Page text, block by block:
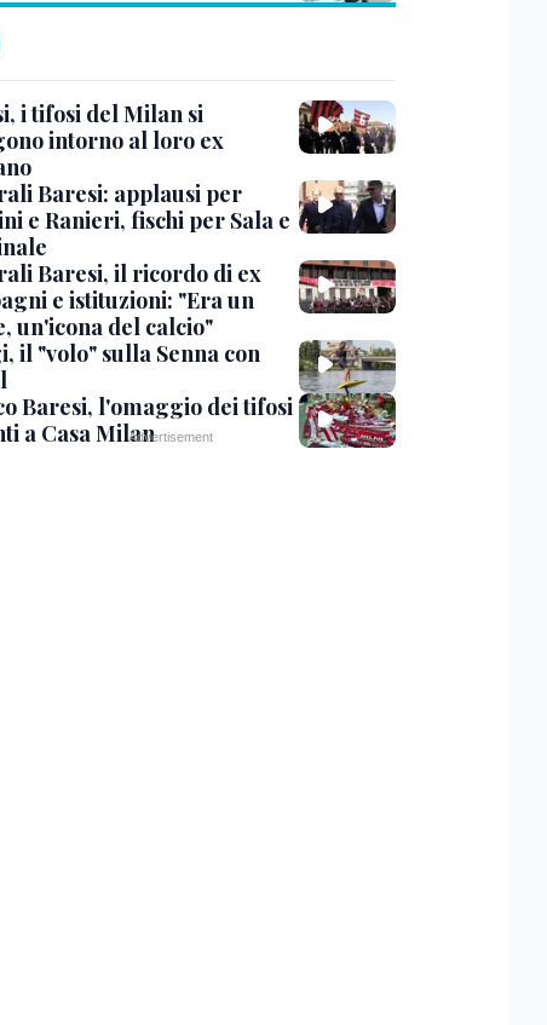
i tifosi del Milan si
intorno al loro ex
Baresi: applausi per
e Ranieri, fischi per Sala e
Baresi, il ricordo di ex
e istituzioni: "Era un
un'icona del calcio"
il "volo" sulla Senna con
Baresi, l'omaggio dei tifosi
a Casa Milan